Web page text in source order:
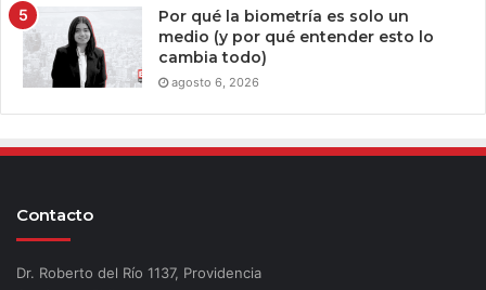
Por qué la biometría es solo un
medio (y por qué entender esto lo
cambia todo)
agosto 6, 2026
Contacto
Dr. Roberto del Río 1137, Providencia